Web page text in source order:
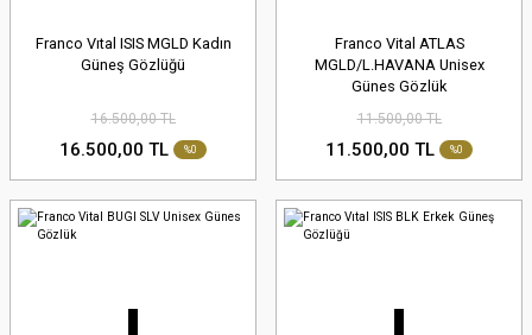
Franco Vıtal ISIS MGLD Kadın
Güneş Gözlüğü
16.500,00 TL
16.500,00 TL %0
Franco Vital ATLAS
MGLD/L.HAVANA Unisex
Günes Gözlük
11.500,00 TL
11.500,00 TL %0